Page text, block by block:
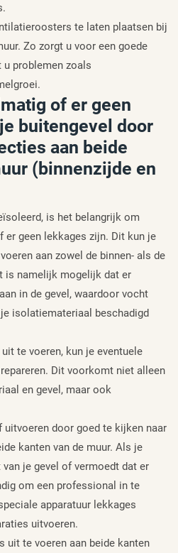
te laten plaatsen bij
Zo zorgt u voor een goede
problemen zoals
of er geen
buitengevel door
aan beide
(binnenzijde en
is het belangrijk om
geen lekkages zijn. Dit kun je
aan zowel de binnen- als de
is namelijk mogelijk dat er
in de gevel, waardoor vocht
isolatiemateriaal beschadigd
te voeren, kun je eventuele
Dit voorkomt niet alleen
en gevel, maar ook
door goed te kijken naar
kanten van de muur. Als je
je gevel of vermoedt dat er
om een professional in te
apparatuur lekkages
uitvoeren.
uit te voeren aan beide kanten